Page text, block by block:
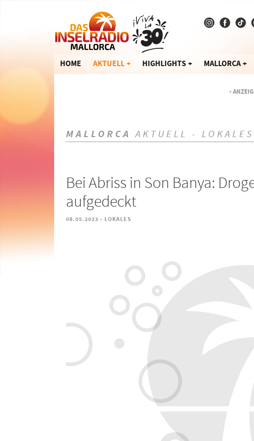
HOME AKTUELL HIGHLIGHTS MALLORCA
-
MALLORCA AKTUELL - LOKALES
Bei Abriss in Son Banya:
aufgedeckt
08.05.2023 - LOKALES